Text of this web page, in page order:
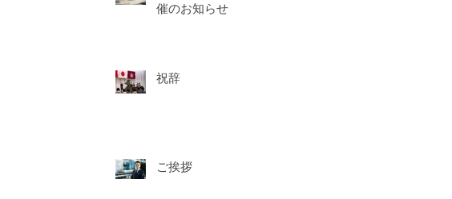
催のお知らせ
祝辞
ご挨拶